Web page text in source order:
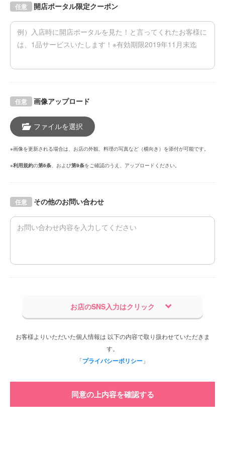
開店ポータル限定クーポン
任意
画像アップロード
任意
ファイルを選択
※画像を更新される場合は、お店の外観、料理の写真など（横向き）を添付が可能です。
※利用規約の第6条 、および第9条をご確認のうえ、アップロードください。
その他のお問い合わせ
任意
お店のSNS入力はクリック
お客様よりいただいた個人情報は 以下の内容で取り扱わせていただきま
す。
「プライバシーポリシー 」